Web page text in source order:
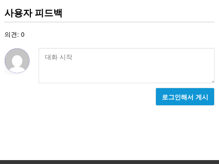
사용자 피드백
의견: 0
로그인해서 게시